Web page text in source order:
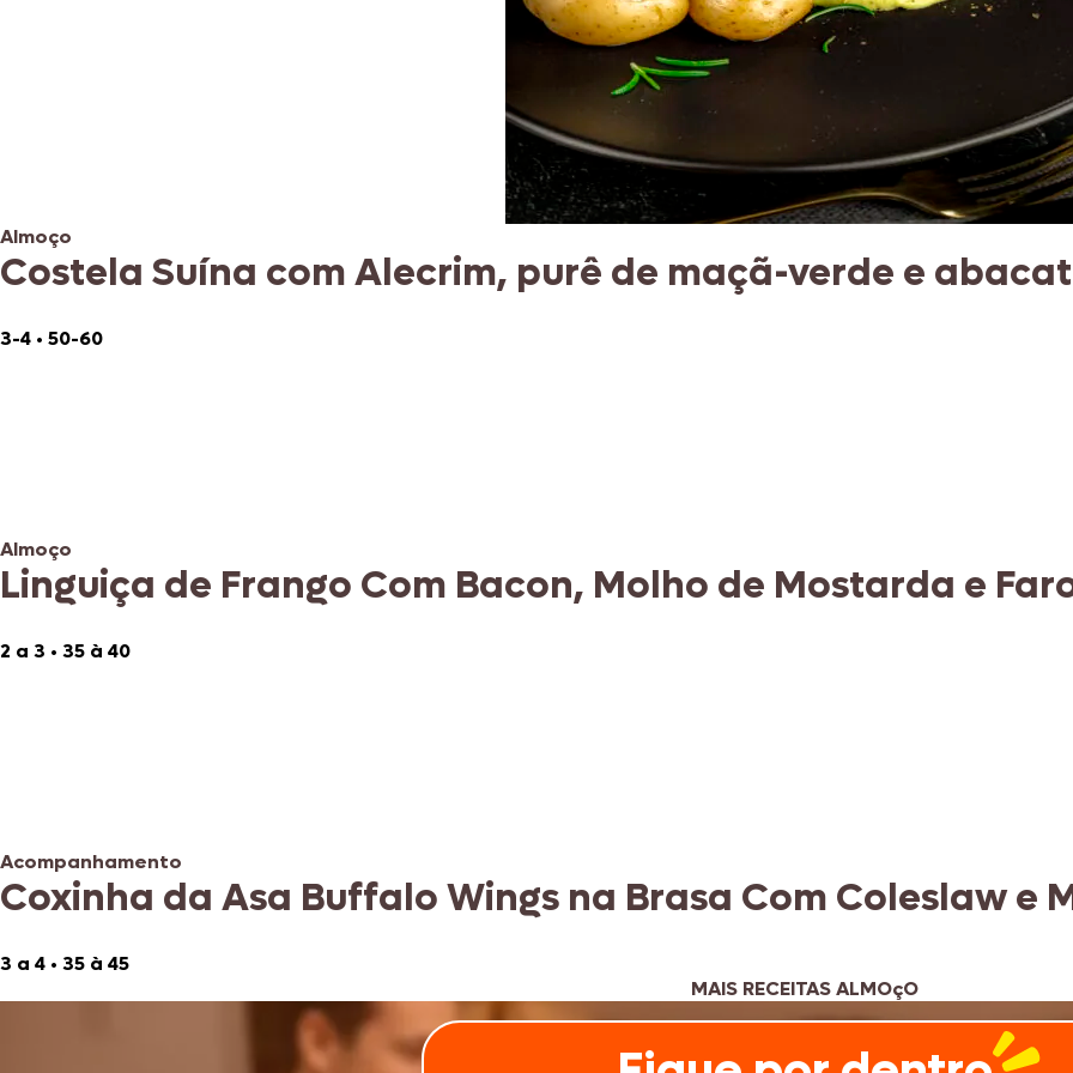
Almoço
Costela Suína com Alecrim, purê de maçã-verde e
3-4 • 50-60
Almoço
Linguiça de Frango Com Bacon, Molho de Mostarda e
2 a 3 • 35 à 40
Acompanhamento
Coxinha da Asa Buffalo Wings na Brasa Com Coleslaw e
3 a 4 • 35 à 45
MAIS RECEITAS ALMOçO